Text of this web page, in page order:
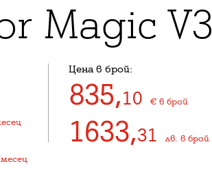
Magic V3
Цена в брой:
835,10 € в брой
1633,31 лв. в брой